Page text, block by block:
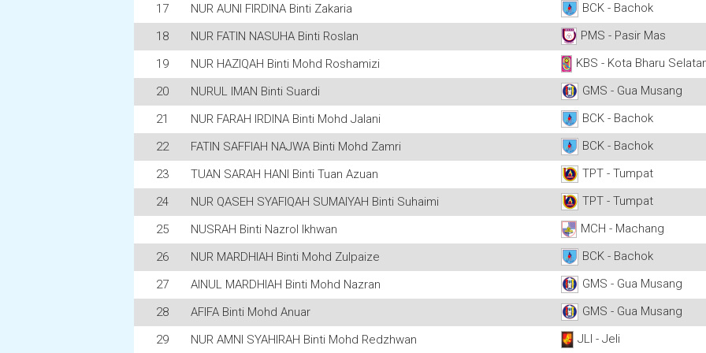
17 NUR AUNI FIRDINA Binti Zakaria BCK - Bachok
18 NUR FATIN NASUHA Binti Roslan PMS - Pasir Mas
19 NUR HAZIQAH Binti Mohd Roshamizi KBS - Kota Bharu
20 NURUL IMAN Binti Suardi GMS - Gua Musang
21 NUR FARAH IRDINA Binti Mohd Jalani BCK - Bachok
22 FATIN SAFFIAH NAJWA Binti Mohd Zamri BCK - Bachok
23 TUAN SARAH HANI Binti Tuan Azuan TPT - Tumpat
24 NUR QASEH SYAFIQAH SUMAIYAH Binti Suhaimi TPT - Tumpat
25 NUSRAH Binti Nazrol Ikhwan MCH - Machang
26 NUR MARDHIAH Binti Mohd Zulpaize BCK - Bachok
27 AINUL MARDHIAH Binti Mohd Nazran GMS - Gua Musang
28 AFIFA Binti Mohd Anuar GMS - Gua Musang
29 NUR AMNI SYAHIRAH Binti Mohd Redzhwan JLI - Jeli